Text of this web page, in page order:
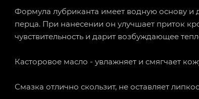
Формула лубриканта имеет водную основу
перца. При нанесении он улучшает приток
чувствительность и дарит возбуждающее
Касторовое масло - увлажняет и смягчает
Смазка отлично скользит, не оставляет